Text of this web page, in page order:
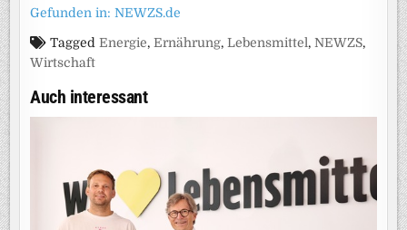
Gefunden in: NEWZS.de
TaggedEnergie,Ernährung,Lebensmittel,NEWZS,
Wirtschaft
Auch interessant